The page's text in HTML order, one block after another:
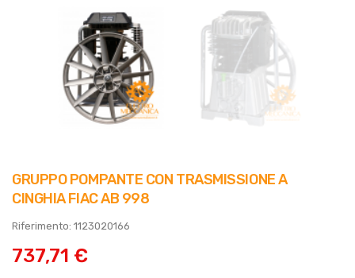
GRUPPO POMPANTE CON TRASMISSIONE A
CINGHIA FIAC AB 998
Riferimento: 1123020166
737,71 €